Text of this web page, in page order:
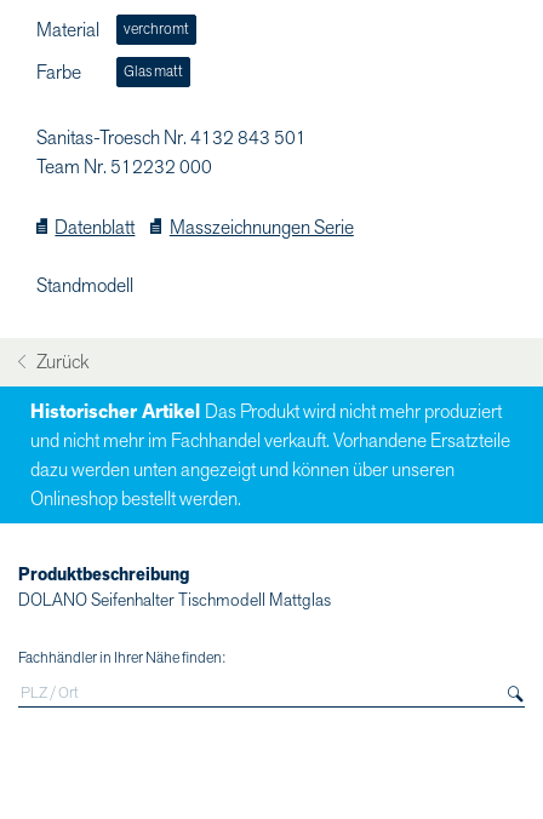
Material
verchromt
Farbe Glas matt
Sanitas-Troesch Nr. 4132 843 501
Team Nr. 512232 000
Datenblatt Masszeichnungen Serie
Standmodell
Zurück
Historischer Artikel Das Produkt wird nicht mehr produziert
und nicht mehr im Fachhandel verkauft. Vorhandene Ersatzteile
dazu werden unten angezeigt und können über unseren
Onlineshop bestellt werden.
Produktbeschreibung
DOLANO Seifenhalter Tischmodell Mattglas
Fachhändler in Ihrer Nähe finden: